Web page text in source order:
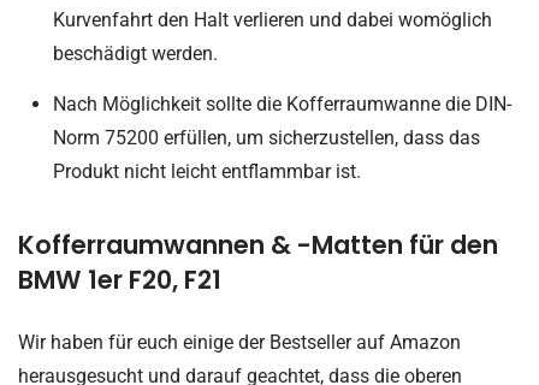
Kurvenfahrt den Halt verlieren und dabei womöglich
beschädigt werden.
Nach Möglichkeit sollte die Kofferraumwanne die DIN-
Norm 75200 erfüllen, um sicherzustellen, dass das
Produkt nicht leicht entflammbar ist.
Kofferraumwannen & -Matten für den
BMW 1er F20, F21
Wir haben für euch einige der Bestseller auf Amazon
herausgesucht und darauf geachtet, dass die oberen